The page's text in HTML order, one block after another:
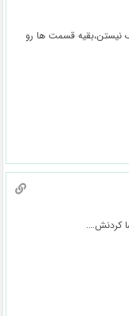
قسمت های 3و4و10و11 هماهنگ نیستن،بقیه قسمت ها رو
کردنش….